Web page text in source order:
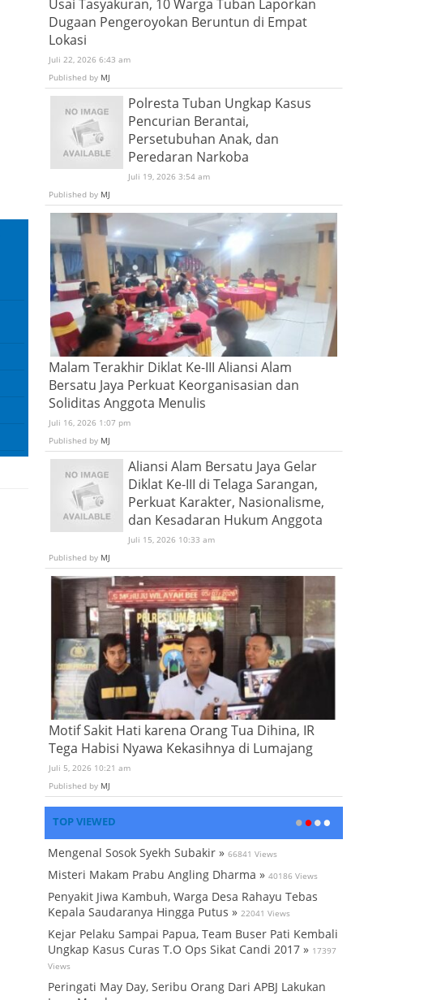
Usai Tasyakuran, 10 Warga Tuban Laporkan
Dugaan Pengeroyokan Beruntun di Empat
Lokasi
Juli 22, 2026 6:43 am
Published by MJ
Polresta Tuban Ungkap Kasus
Pencurian Berantai,
Persetubuhan Anak, dan
Peredaran Narkoba
Juli 19, 2026 3:54 am
Published by MJ
Malam Terakhir Diklat Ke-III Aliansi Alam
Bersatu Jaya Perkuat Keorganisasian dan
Soliditas Anggota Menulis
Juli 16, 2026 1:07 pm
Published by MJ
Aliansi Alam Bersatu Jaya Gelar
Diklat Ke-III di Telaga Sarangan,
Perkuat Karakter, Nasionalisme,
dan Kesadaran Hukum Anggota
Juli 15, 2026 10:33 am
Published by MJ
Motif Sakit Hati karena Orang Tua Dihina, IR
Tega Habisi Nyawa Kekasihnya di Lumajang
Juli 5, 2026 10:21 am
Published by MJ
TOP VIEWED
Mengenal Sosok Syekh Subakir » 66841 Views
Misteri Makam Prabu Angling Dharma » 40186 Views
Penyakit Jiwa Kambuh, Warga Desa Rahayu Tebas
Kepala Saudaranya Hingga Putus » 22041 Views
Kejar Pelaku Sampai Papua, Team Buser Pati Kembali
Ungkap Kasus Curas T.O Ops Sikat Candi 2017 » 17397
Views
Peringati May Day, Seribu Orang Dari APBJ Lakukan